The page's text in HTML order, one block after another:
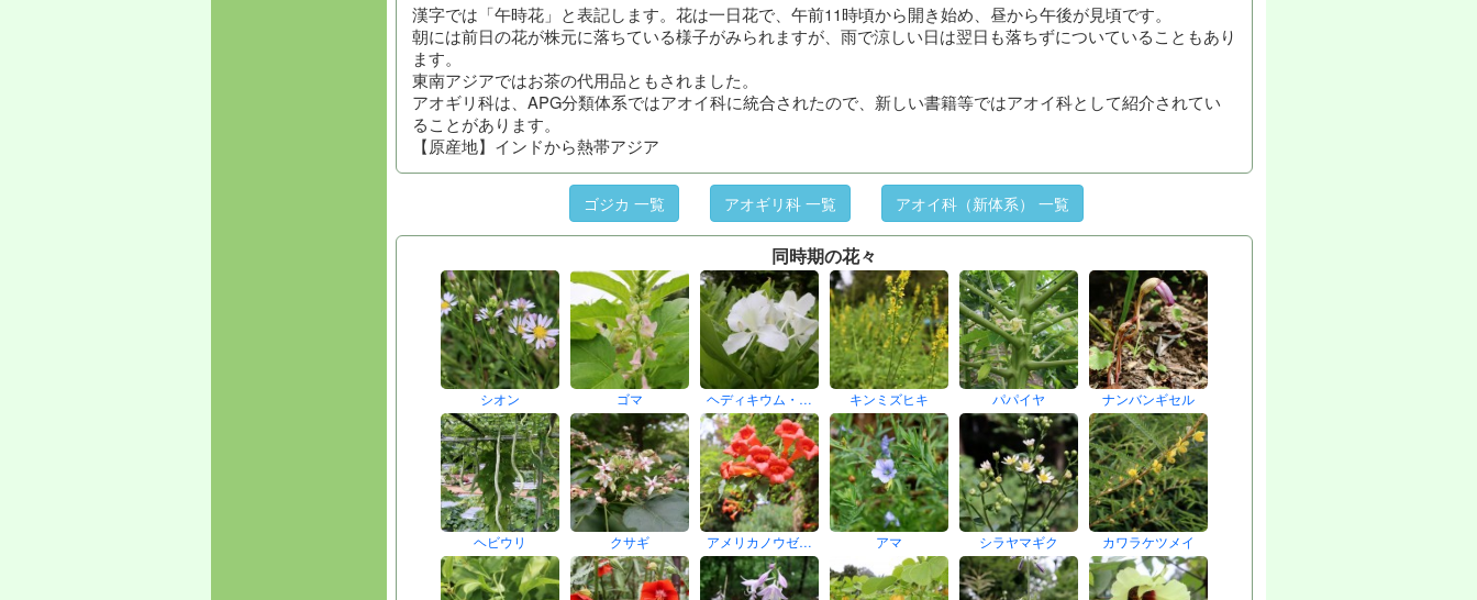
漢字では「午時花」と表記します。花は一日花で、午前11時頃から開き始め、昼から午後が見頃です。
朝には前日の花が株元に落ちている様子がみられますが、雨で涼しい日は翌日も落ちずについていることもあり
ます。
東南アジアではお茶の代用品ともされました。
アオギリ科は、APG分類体系ではアオイ科に統合されたので、新しい書籍等ではアオイ科として紹介されてい
ることがあります。
【原産地】インドから熱帯アジア
ゴジカ 一覧 アオギリ科 一覧 アオイ科（新体系） 一覧
同時期の花々
シオン ゴマ ヘディキウム・… キンミズヒキ パパイヤ ナンバンギセル
ヘビウリ クサギ アメリカノウゼ… アマ シラヤマギク カワラケツメイ